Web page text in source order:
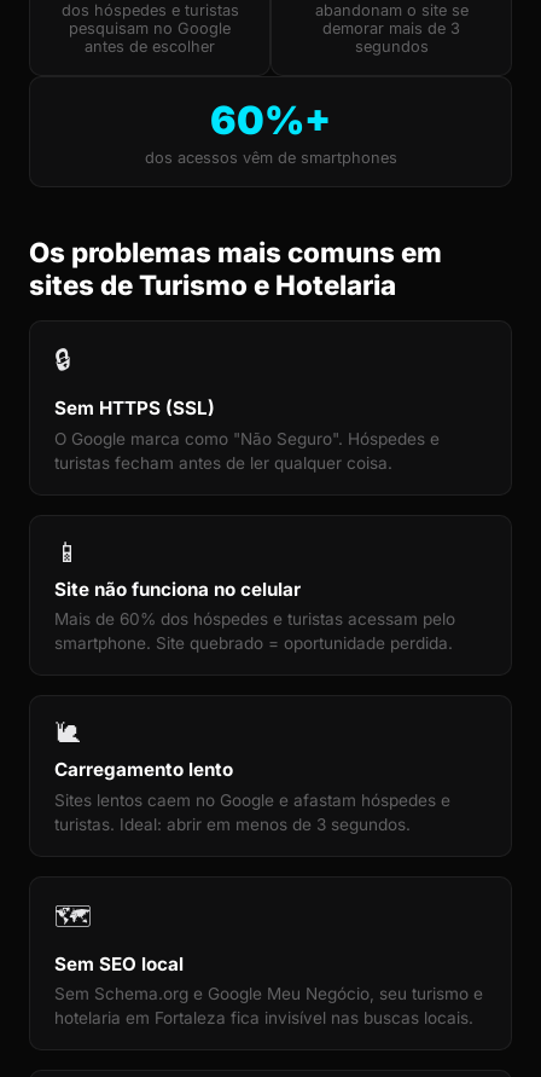
dos hóspedes e turistas
pesquisam no Google
antes de escolher
abandonam o site se
demorar mais de 3
segundos
60%+
dos acessos vêm de smartphones
Os problemas mais comuns em
sites de Turismo e Hotelaria
🔒
Sem HTTPS (SSL)
O Google marca como "Não Seguro". Hóspedes e
turistas fecham antes de ler qualquer coisa.
📱
Site não funciona no celular
Mais de 60% dos hóspedes e turistas acessam pelo
smartphone. Site quebrado = oportunidade perdida.
🐌
Carregamento lento
Sites lentos caem no Google e afastam hóspedes e
turistas. Ideal: abrir em menos de 3 segundos.
🗺️
Sem SEO local
Sem Schema.org e Google Meu Negócio, seu turismo e
hotelaria em Fortaleza fica invisível nas buscas locais.